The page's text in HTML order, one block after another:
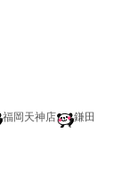
福岡天神店 鎌田